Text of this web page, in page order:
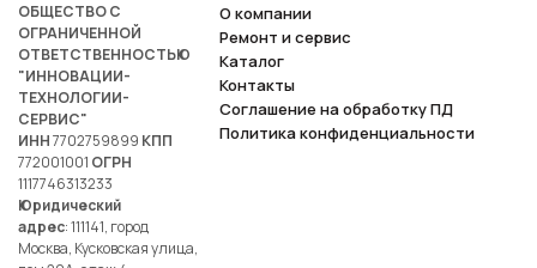
ОБЩЕСТВО С
ОГРАНИЧЕННОЙ
ОТВЕТСТВЕННОСТЬЮ
"ИННОВАЦИИ-
ТЕХНОЛОГИИ-
СЕРВИС"
ИНН7702759899 КПП
772001001 ОГРН
1117746313233
Юридический
адрес: 111141, город
Москва, Кусковская улица,
О компании
Ремонт и сервис
Каталог
Контакты
Соглашение на обработку ПД
Политика конфиденциальности